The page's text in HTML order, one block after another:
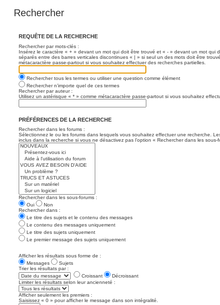
Rechercher
REQUÊTE DE LA RECHERCHE
Rechercher par mots-clés :
Insérez le caractère « + » devant un mot qui doit être trouvé et « - » devant un mot qui
séparés entre des barres verticales discontinues « | » si seul un des mots doit être
métacaractère passe-partout si vous souhaitez effectuer des recherches partielles.
Rechercher tous les termes ou utiliser une question comme élément
Rechercher n’importe quel de ces termes
Rechercher par auteur :
Utilisez un astérisque « * » comme métacaractère passe-partout si vous souhaitez
PRÉFÉRENCES DE LA RECHERCHE
Rechercher dans les forums :
Sélectionnez le ou les forums dans lesquels vous souhaitez effectuer une recherche.
inclus dans la recherche si vous ne désactivez pas l’option « Rechercher dans les
Rechercher dans les sous-forums :
Oui
Non
Rechercher dans :
Le titre des sujets et le contenu des messages
Le contenu des messages uniquement
Le titre des sujets uniquement
Le premier message des sujets uniquement
Afficher les résultats sous forme de :
Messages
Sujets
Trier les résultats par :
Croissant
Décroissant
Limiter les résultats selon leur ancienneté :
Afficher seulement les premiers :
Saisissez « 0 » pour afficher le message dans son intégralité.